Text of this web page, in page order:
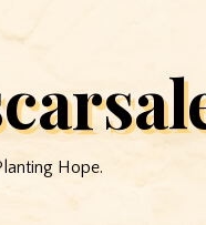
Hope.